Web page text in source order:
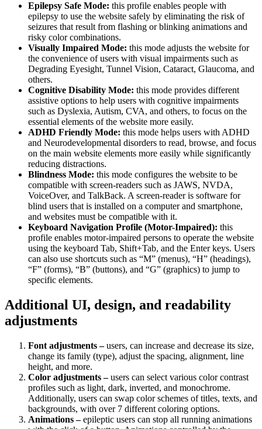
Epilepsy Safe Mode: this profile enables people with
epilepsy to use the website safely by eliminating the risk of
seizures that result from flashing or blinking animations and
risky color combinations.
Visually Impaired Mode: this mode adjusts the website for
the convenience of users with visual impairments such as
Degrading Eyesight, Tunnel Vision, Cataract, Glaucoma, and
others.
Cognitive Disability Mode: this mode provides different
assistive options to help users with cognitive impairments
such as Dyslexia, Autism, CVA, and others, to focus on the
essential elements of the website more easily.
ADHD Friendly Mode: this mode helps users with ADHD
and Neurodevelopmental disorders to read, browse, and focus
on the main website elements more easily while significantly
reducing distractions.
Blindness Mode: this mode configures the website to be
compatible with screen-readers such as JAWS, NVDA,
VoiceOver, and TalkBack. A screen-reader is software for
blind users that is installed on a computer and smartphone,
and websites must be compatible with it.
Keyboard Navigation Profile (Motor-Impaired): this
profile enables motor-impaired persons to operate the website
using the keyboard Tab, Shift+Tab, and the Enter keys. Users
can also use shortcuts such as “M” (menus), “H” (headings),
“F” (forms), “B” (buttons), and “G” (graphics) to jump to
specific elements.
Additional UI, design, and readability
adjustments
Font adjustments –users, can increase and decrease its size,
change its family (type), adjust the spacing, alignment, line
height, and more.
Color adjustments –users can select various color contrast
profiles such as light, dark, inverted, and monochrome.
Additionally, users can swap color schemes of titles, texts, and
backgrounds, with over 7 different coloring options.
Animations –epileptic users can stop all running animations